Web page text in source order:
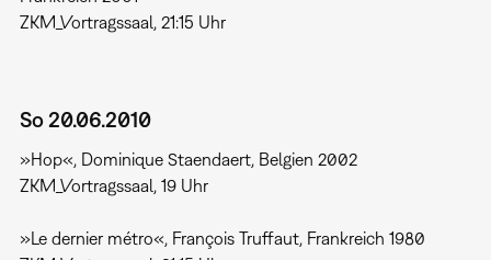
ZKM_Vortragssaal, 21:15 Uhr
So 20.06.2010
»Hop«, Dominique Staendaert, Belgien 2002
ZKM_Vortragssaal, 19 Uhr
»Le dernier métro«, François Truffaut, Frankreich 1980